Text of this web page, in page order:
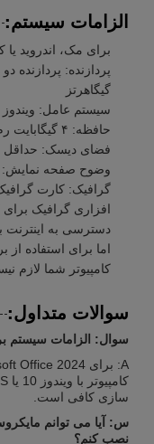
الزامات سیستم:
برای مک، اندروید
گیگاهرتز
سیستم عامل: ویندوز 11 یا ویندوز 10
حافظه: ۴ گیگابایت رم
فضای دیسک: حداقل 4 گیگابایت فضای خالی در دیسک سخت.
وضوح صفحه نمایش: 1024 x 768
افزاری گرافیک برای
کامپیوتر شما لازم
سوالات متداول:
سوال: الزامات سیستم برای
سازی کافی است.
نصب کنم؟